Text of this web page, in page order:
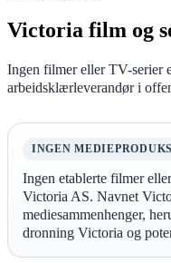
Victoria film og
Ingen filmer eller TV-serier
arbeidsklærleverandør i
INGEN
Ingen etablerte filmer
Victoria AS. Navnet
mediesammenhenger,
dronning Victoria og